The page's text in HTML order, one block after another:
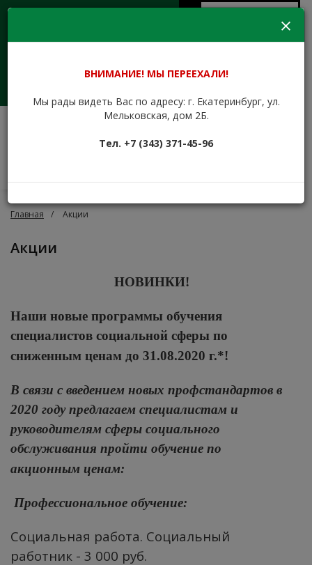
Пн-Пт 09:00 - 17:30
Версия для
слабовидящих
УЧЕБНО-КУРСОВОЙ
Главная Акции
Акции
НОВИНКИ!
Наши новые программы обучения
специалистов социальной сферы по
сниженным ценам до 31.08.2020 г.*!
В связи с введением новых профстандартов в
2020 году предлагаем специалистам и
руководителям сферы социального
обслуживания пройти обучение по
акционным ценам:
Профессиональное обучение:
Социальная работа. Социальный
работник - 3 000 руб.
ВНИМАНИЕ! МЫ ПЕРЕЕХАЛИ!
Мы рады видеть Вас по адресу: г. Екатеринбург, ул.
Мельковская, дом 2Б.
Тел. +7 (343) 371-45-96